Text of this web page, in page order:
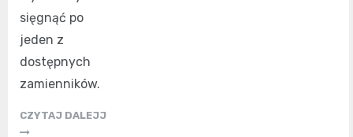
sięgnąć po
jeden z
dostępnych
zamienników.
CZYTAJ DALEJJ